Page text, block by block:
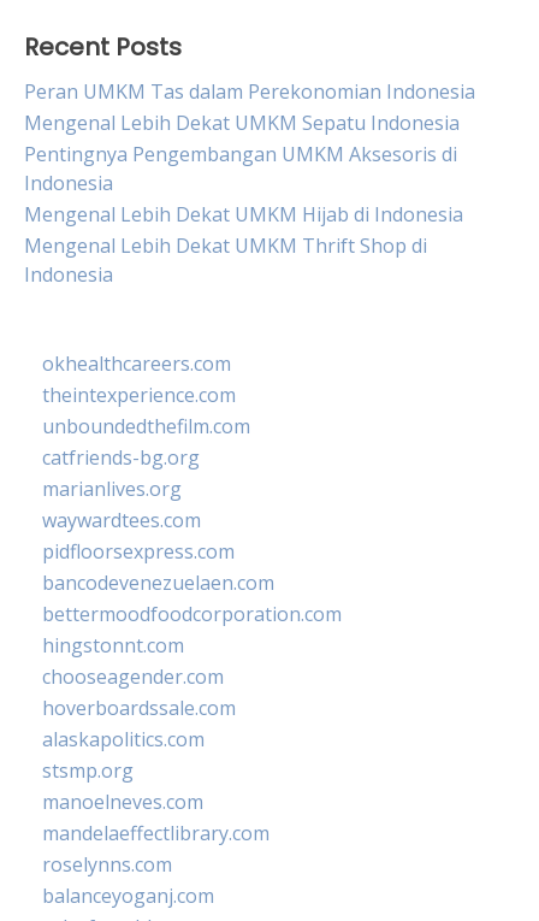
Recent Posts
Peran UMKM Tas dalam Perekonomian Indonesia
Mengenal Lebih Dekat UMKM Sepatu Indonesia
Pentingnya Pengembangan UMKM Aksesoris di
Indonesia
Mengenal Lebih Dekat UMKM Hijab di Indonesia
Mengenal Lebih Dekat UMKM Thrift Shop di
Indonesia
okhealthcareers.com
theintexperience.com
unboundedthefilm.com
catfriends-bg.org
marianlives.org
waywardtees.com
pidfloorsexpress.com
bancodevenezuelaen.com
bettermoodfoodcorporation.com
hingstonnt.com
chooseagender.com
hoverboardssale.com
alaskapolitics.com
stsmp.org
manoelneves.com
mandelaeffectlibrary.com
roselynns.com
balanceyoganj.com